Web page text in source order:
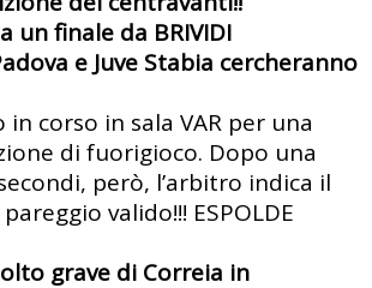
un finale da BRIVIDI
e Juve Stabia cercheranno
in corso in sala VAR per una
di fuorigioco. Dopo una
però, l’arbitro indica il
valido!!! ESPOLDE
grave di Correia in